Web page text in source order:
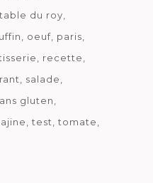
du roy
oeuf paris
recette
salade
gluten
test
tomate